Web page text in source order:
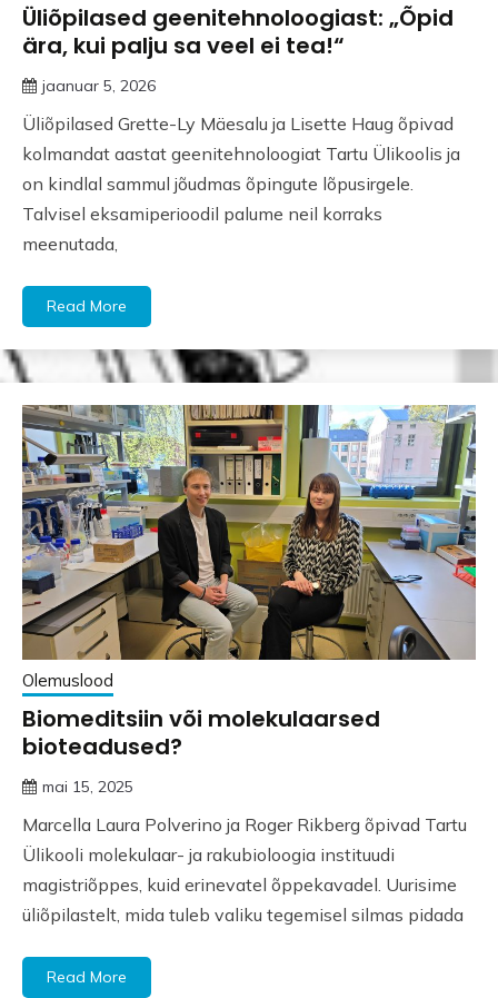
Üliõpilased geenitehnoloogiast: „Õpid
ära, kui palju sa veel ei tea!“
jaanuar 5, 2026
Üliõpilased Grette-Ly Mäesalu ja Lisette Haug õpivad
kolmandat aastat geenitehnoloogiat Tartu Ülikoolis ja
on kindlal sammul jõudmas õpingute lõpusirgele.
Talvisel eksamiperioodil palume neil korraks
meenutada,
Read More
Olemuslood
Biomeditsiin või molekulaarsed
bioteadused?
mai 15, 2025
Marcella Laura Polverino ja Roger Rikberg õpivad Tartu
Ülikooli molekulaar- ja rakubioloogia instituudi
magistriõppes, kuid erinevatel õppekavadel. Uurisime
üliõpilastelt, mida tuleb valiku tegemisel silmas pidada
Read More